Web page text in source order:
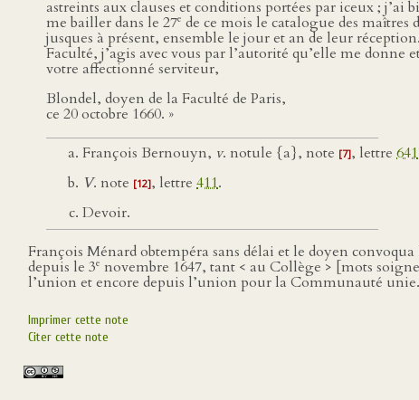
astreints aux clauses et conditions portées par iceux ;
me bailler dans le 27e de ce mois le catalogue des
jusques à présent, ensemble le jour et an de leur
Faculté, j’agis avec vous par l’autorité qu’elle me
votre affectionné serviteur,
Blondel, doyen de la Faculté de Paris,
ce 20 octobre 1660. »
François Bernouyn, v. notule {a}, note [7], lettre 641
V. note [12], lettre 411.
Devoir.
François Ménard obtempéra sans délai et le doyen
depuis le 3e novembre 1647, tant < au Collège > [mots
l’union et encore depuis l’union pour la Communauté unie.
Imprimer cette note
Citer cette note